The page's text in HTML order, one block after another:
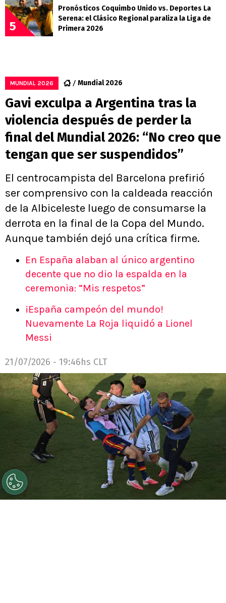
5
Pronósticos Coquimbo Unido vs. Deportes La
Serena: el Clásico Regional paraliza la Liga de
Primera 2026
MUNDIAL 2026 Mundial 2026
Gavi exculpa a Argentina tras la
violencia después de perder la
final del Mundial 2026: “No creo que
tengan que ser suspendidos”
El centrocampista del Barcelona prefirió
ser comprensivo con la caldeada reacción
de la Albiceleste luego de consumarse la
derrota en la final de la Copa del Mundo.
Aunque también dejó una crítica firme.
En España alaban al único argentino
decente que no dio la espalda en la
ceremonia: “Mis respetos”
¡España campeón del mundo!
Nuevamente La Roja liquidó a Lionel
Messi
21/07/2026 - 19:46hs CLT